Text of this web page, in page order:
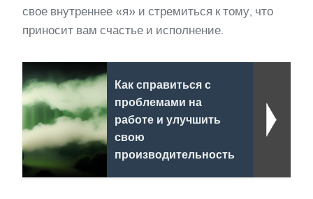
свое внутреннее «я» и стремиться к тому, что
приносит вам счастье и исполнение.
Как справиться с
проблемами на
работе и улучшить
свою
производительность